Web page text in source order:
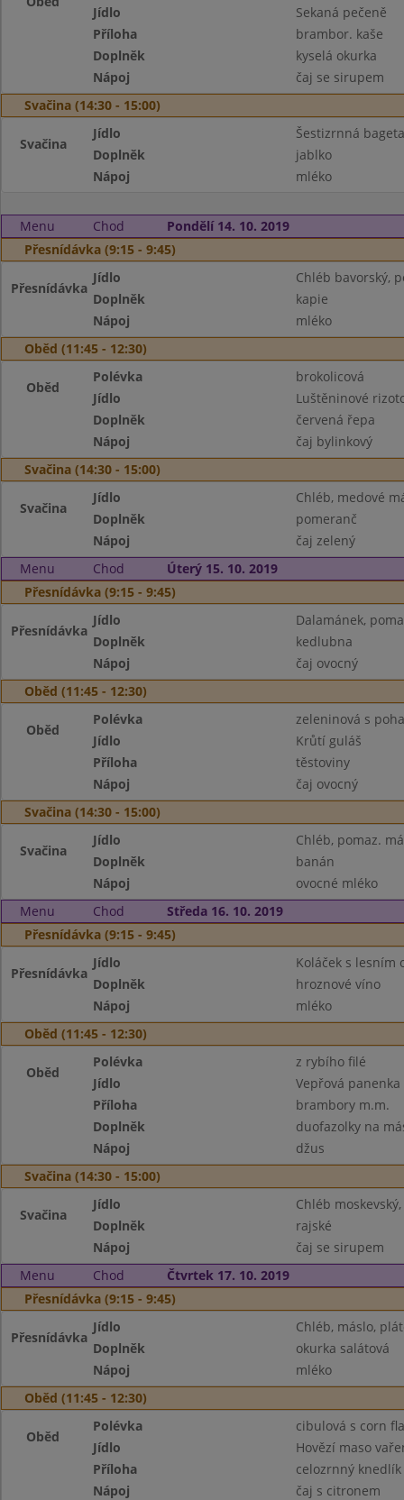
Jídlo
Sekaná pečeně
Příloha
brambor. kaše
Doplněk
kyselá okurka
Nápoj
čaj se sirupem
Svačina (14:30 - 15:00)
Svačina
Jídlo
Šestizrnná
Doplněk
jablko
Nápoj
mléko
Menu Chod
Pondělí 14. 10. 2019
Přesnídávka (9:15 - 9:45)
Přesnídávka
Jídlo
Chléb bavorský,
Doplněk
kapie
Nápoj
mléko
Oběd (11:45 - 12:30)
Oběd
Polévka
brokolicová
Jídlo
Luštěninové
Doplněk
červená řepa
Nápoj
čaj bylinkový
Svačina (14:30 - 15:00)
Svačina
Jídlo
Chléb, medové
Doplněk
pomeranč
Nápoj
čaj zelený
Menu
Chod
Úterý 15. 10. 2019
Přesnídávka (9:15 - 9:45)
Přesnídávka
Jídlo
Dalamánek,
Doplněk
kedlubna
Nápoj
čaj ovocný
Oběd (11:45 - 12:30)
Oběd
Polévka
zeleninová s
Jídlo
Krůtí guláš
Příloha
těstoviny
Nápoj
čaj ovocný
Svačina (14:30 - 15:00)
Svačina
Jídlo
Chléb, pomaz.
Doplněk
banán
Nápoj
ovocné mléko
Menu
Chod
Středa 16. 10. 2019
Přesnídávka (9:15 - 9:45)
Přesnídávka
Jídlo
Koláček s lesním
Doplněk
hroznové víno
Nápoj
mléko
Oběd (11:45 - 12:30)
Oběd
Polévka
z rybího filé
Jídlo
Vepřová
Příloha
brambory m.m.
Doplněk
duofazolky na
Nápoj
džus
Svačina (14:30 - 15:00)
Svačina
Jídlo
Chléb
Doplněk
rajské
Nápoj
čaj se sirupem
Menu
Chod
Čtvrtek 17. 10. 2019
Přesnídávka (9:15 - 9:45)
Přesnídávka
Jídlo
Chléb, máslo,
Doplněk
okurka salátová
Nápoj
mléko
Oběd (11:45 - 12:30)
Oběd
Polévka
cibulová s corn
Jídlo
Hovězí maso
Příloha
celozrnný knedlík
Nápoj
čaj s citronem